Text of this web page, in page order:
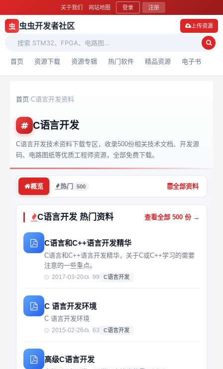
关于我们 网站地图 登录 注册
虫 虫虫开发者社区
首页 资源下载 资源专辑 热门软件 精品资源 电子书
上传资源
首页›C语言开发资料
C语言开发
C语言开发技术资料下载专区，收录500份相关技术文档、开发源
码、电路图纸等优质工程师资源，全部免费下载。
概览 热门 500 全部资料
C语言开发 热门资料 查看全部 500 份 →
C语言和C++语言开发精华
C语言和C++语言开发精华，关于C或C++学习的需要
注意的一些重点。
2017-03-20 99 C语言开发
C 语言开发环境
C 语言开发环境
2015-02-26 63 C语言开发
高级C语言开发